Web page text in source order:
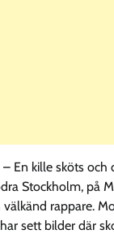
– En kille sköts och
Stockholm, på
rappare.
sett bilder där